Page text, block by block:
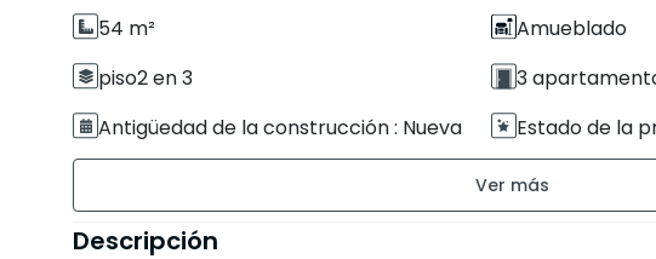
54 m²
Amueblado
piso2 en 3
3
Antigüedad de la construcción : Nueva
Estado de la
Balcón de 6 m²
Descripción